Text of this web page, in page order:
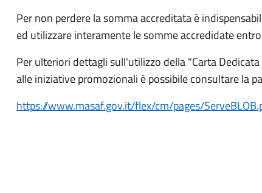
Per non perdere la somma accreditata è
ed utilizzare interamente le somme accredidate
Per ulteriori dettagli sull'utilizzo della "Carta
alle iniziative promozionali è possibile consultare la
https://www.masaf.gov.it/flex/cm/pages/